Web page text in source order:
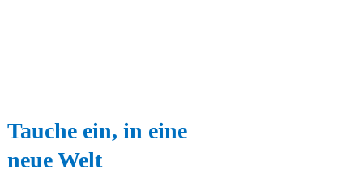
Tauche ein, in eine
neue Welt